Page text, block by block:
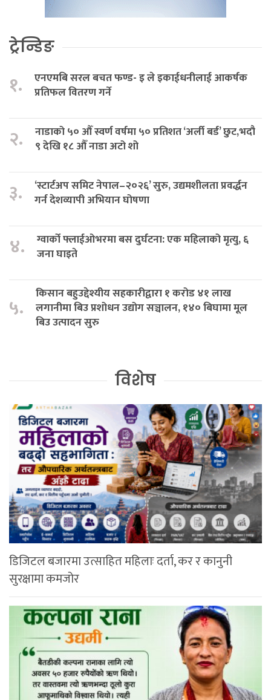
ट्रेन्डिङ
१.
एनएमबि सरल बचत फण्ड- इ ले इकाईधनीलाई आकर्षक
प्रतिफल वितरण गर्ने
२.
नाडाको ५० औँ स्वर्ण वर्षमा ५० प्रतिशत ‘अर्ली बर्ड’ छुट,भदौ
९ देखि १८ औँ नाडा अटो शो
३.
‘स्टार्टअप समिट नेपाल–२०२६’ सुरु, उद्यमशीलता प्रवर्द्धन
गर्न देशव्यापी अभियान घोषणा
४.
ग्वार्को फ्लाईओभरमा बस दुर्घटना: एक महिलाको मृत्यु, ६
जना घाइते
५.
किसान बहुउद्देश्यीय सहकारीद्वारा १ करोड ४१ लाख
लगानीमा बिउ प्रशोधन उद्योग सञ्चालन, १४० बिघामा मूल
बिउ उत्पादन सुरु
विशेष
डिजिटल बजारमा उत्साहित महिलाः दर्ता, कर र कानुनी
सुरक्षामा कमजोर